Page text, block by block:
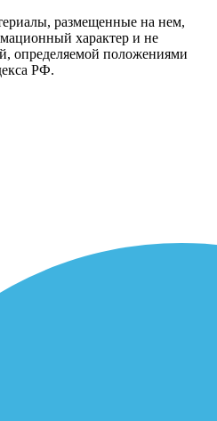
размещенные на нем,
характер и не
определяемой положениями
РФ.